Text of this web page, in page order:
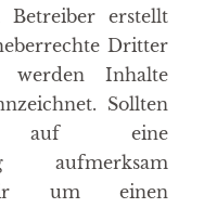
erstellt
Dritter
werden Inhalte
Sollten
auf eine
aufmerksam
um einen